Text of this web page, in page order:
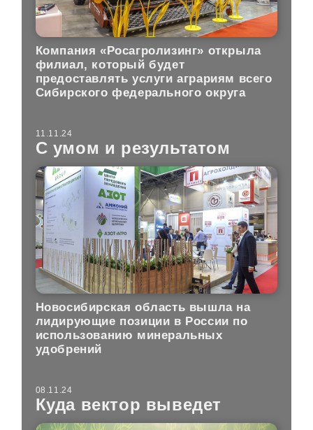
Компания «Росагролизинг» открыла
филиал, который будет
предоставлять услуги аграриям всего
Сибирского федерального округа
11.11.24
С умом и результатом
Новосибирская область вышла на
лидирующие позиции в России по
использованию минеральных
удобрений
08.11.24
Куда вектор выведет